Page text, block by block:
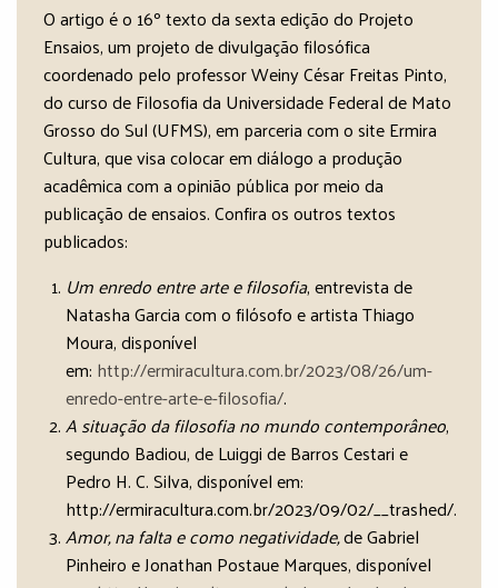
O artigo é o 16º texto da sexta edição do Projeto
Ensaios, um projeto de divulgação filosófica
coordenado pelo professor Weiny César Freitas Pinto,
do curso de Filosofia da Universidade Federal de Mato
Grosso do Sul (UFMS), em parceria com o site Ermira
Cultura, que visa colocar em diálogo a produção
acadêmica com a opinião pública por meio da
publicação de ensaios. Confira os outros textos
publicados:
Um enredo entre arte e filosofia, entrevista de
Natasha Garcia com o filósofo e artista Thiago
Moura, disponível
em: http://ermiracultura.com.br/2023/08/26/um-
enredo-entre-arte-e-filosofia/.
A situação da filosofia no mundo contemporâneo,
segundo Badiou, de Luiggi de Barros Cestari e
Pedro H. C. Silva, disponível em:
http://ermiracultura.com.br/2023/09/02/__trashed/.
Amor, na falta e como negatividade,de Gabriel
Pinheiro e Jonathan Postaue Marques, disponível